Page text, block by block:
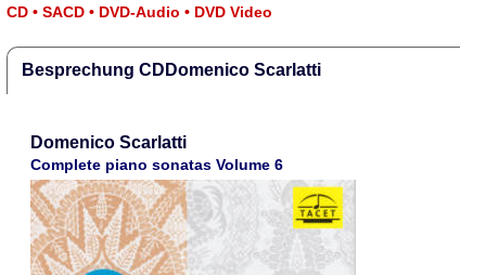
CD • SACD • DVD-Audio • DVD Video
Besprechung CDDomenico Scarlatti
Domenico Scarlatti
Complete piano sonatas Volume 6